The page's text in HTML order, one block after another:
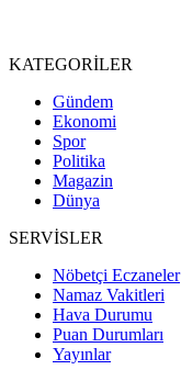
KATEGORİLER
Gündem
Ekonomi
Spor
Politika
Magazin
Dünya
SERVİSLER
Nöbetçi Eczaneler
Namaz Vakitleri
Hava Durumu
Puan Durumları
Yayınlar